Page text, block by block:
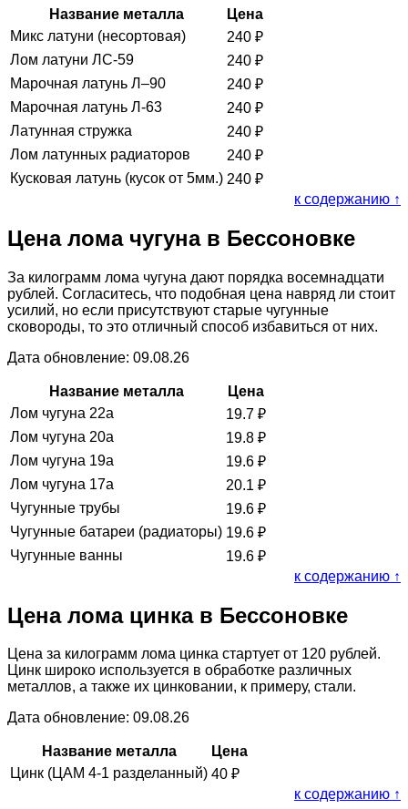
Название металла
Цена
Микс латуни (несортовая)
240 ₽
Лом латуни ЛС-59
240 ₽
Марочная латунь Л–90
240 ₽
Марочная латунь Л-63
240 ₽
Латунная стружка
240 ₽
Лом латунных радиаторов
240 ₽
Кусковая латунь (кусок от 5мм.) 240 ₽
к содержанию ↑
Цена лома чугуна в Бессоновке
За килограмм лома чугуна дают порядка восемнадцати
рублей. Согласитесь, что подобная цена навряд ли стоит
усилий, но если присутствуют старые чугунные
сковороды, то это отличный способ избавиться от них.
Дата обновление: 09.08.26
Название металла
Цена
Лом чугуна 22а
19.7 ₽
Лом чугуна 20а
19.8 ₽
Лом чугуна 19а
19.6 ₽
Лом чугуна 17а
20.1 ₽
Чугунные трубы
19.6 ₽
Чугунные батареи (радиаторы) 19.6 ₽
Чугунные ванны
19.6 ₽
к содержанию ↑
Цена лома цинка в Бессоновке
Цена за килограмм лома цинка стартует от 120 рублей.
Цинк широко используется в обработке различных
металлов, а также их цинковании, к примеру, стали.
Дата обновление: 09.08.26
Название металла
Цена
Цинк (ЦАМ 4-1 разделанный) 40 ₽
к содержанию ↑